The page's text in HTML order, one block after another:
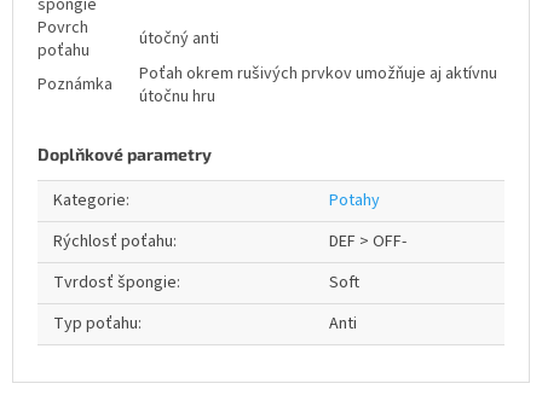
špongie
Povrch
poťahu
útočný anti
Poznámka
Poťah okrem rušivých prvkov umožňuje aj aktívnu
útočnu hru
Doplňkové parametry
Kategorie:
Potahy
Rýchlosť poťahu:
DEF > OFF-
Tvrdosť špongie:
Soft
Typ poťahu: Anti